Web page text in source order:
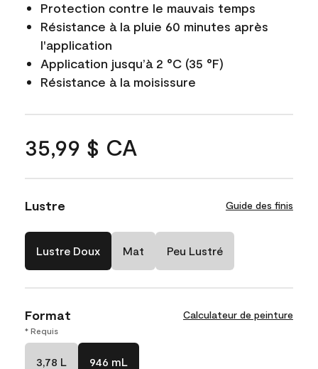
Protection contre le mauvais temps
Résistance à la pluie 60 minutes après
l'application
Application jusqu’à 2 °C (35 °F)
Résistance à la moisissure
35,99 $ CA
Lustre Guide des finis
Lustre Doux Mat Peu Lustré
Format Calculateur de peinture
* Requis
3,78 L 946 mL